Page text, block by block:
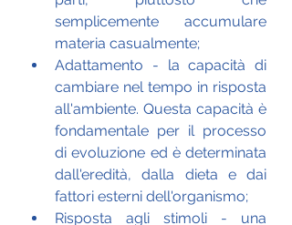
semplicemente accumulare
materia casualmente;
Adattamento - la capacità di
cambiare nel tempo in risposta
all'ambiente. Questa capacità è
fondamentale per il processo
di evoluzione ed è determinata
dall'eredità, dalla dieta e dai
fattori esterni dell'organismo;
Risposta agli stimoli - una